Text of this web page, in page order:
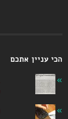
הכי עניין אתכם